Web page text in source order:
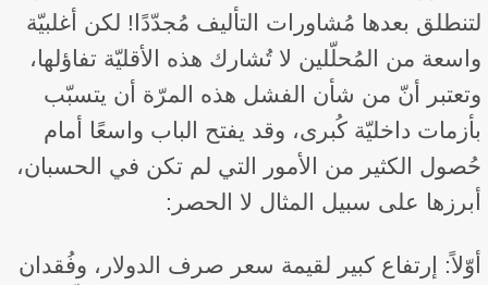
لتنطلق بعدها مُشاورات التأليف مُجدّدًا! لكن أغلبيّة
واسعة من المُحلّلين لا تُشارك هذه الأقليّة تفاؤلها،
وتعتبر أنّ من شأن الفشل هذه المرّة أن يتسبّب
بأزمات داخليّة كُبرى، وقد يفتح الباب واسعًا أمام
حُصول الكثير من الأمور التي لم تكن في الحسبان،
أبرزها على سبيل المثال لا الحصر:
أوّلاً: إرتفاع كبير لقيمة سعر صرف الدولار، وفُقدان